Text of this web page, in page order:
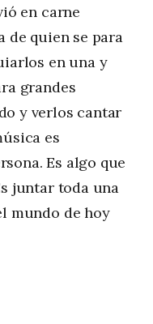
en carne
de quien se para
en una y
grandes
y verlos cantar
es
Es algo que
juntar toda una
mundo de hoy